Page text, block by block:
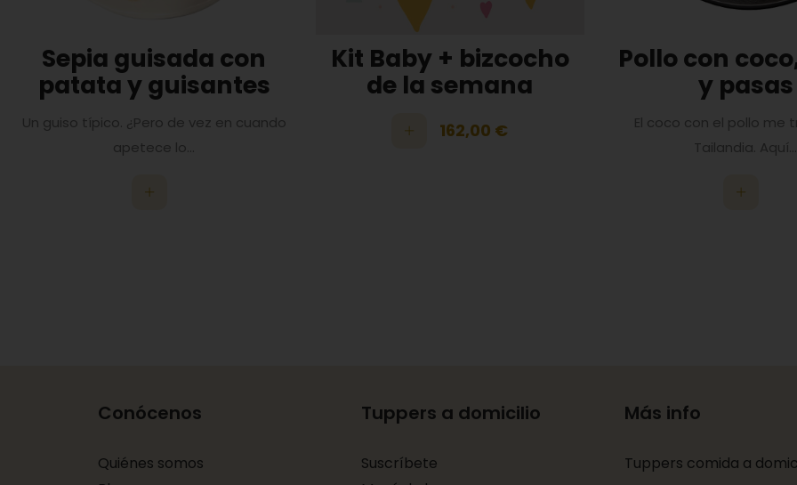
Sepia guisada con
patata y guisantes
Un guiso típico. ¿Pero de vez en cuando
apetece lo...
Kit Baby + bizcocho
de la semana
162,00 €
Pollo con
y pasas
El coco con el pollo me
Tailandia. Aquí...
Conócenos
Quiénes somos
Tuppers a domicilio
Suscríbete
Más info
Tuppers comida a